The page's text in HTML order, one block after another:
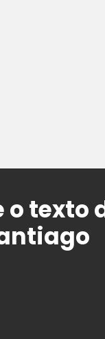
o texto